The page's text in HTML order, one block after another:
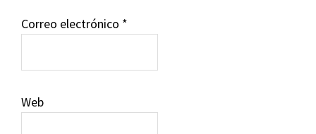
Correo electrónico *
Web